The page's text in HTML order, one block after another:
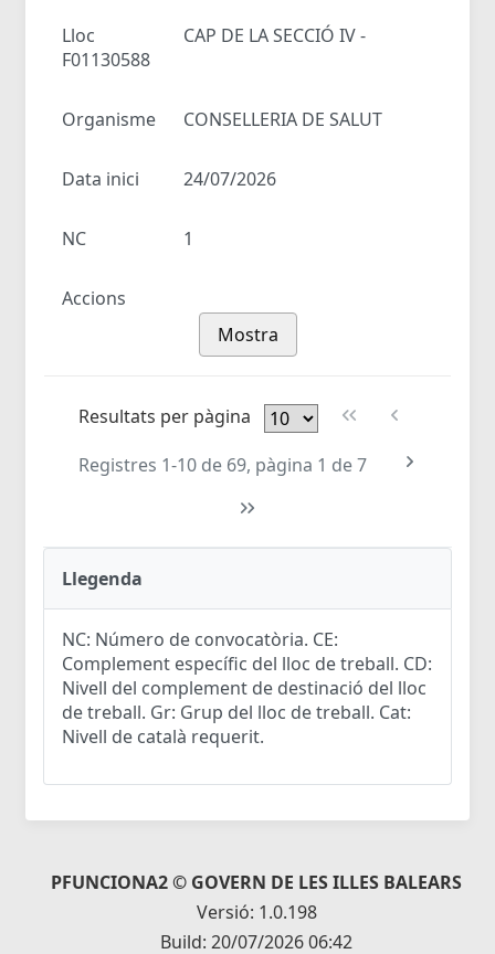
Lloc
CAP DE LA SECCIÓ IV -
F01130588
Organisme CONSELLERIA DE SALUT
Data inici 24/07/2026
NC 1
Accions
Mostra
Resultats per pàgina
Registres 1-10 de 69, pàgina 1 de 7
Llegenda
NC: Número de convocatòria. CE:
Complement específic del lloc de treball. CD:
Nivell del complement de destinació del lloc
de treball. Gr: Grup del lloc de treball. Cat:
Nivell de català requerit.
PFUNCIONA2 © GOVERN DE LES ILLES BALEARS
Versió: 1.0.198
Build: 20/07/2026 06:42